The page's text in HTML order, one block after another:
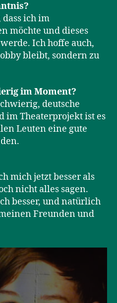
ich im
möchte und dieses
Ich hoffe auch,
bleibt, sondern zu
im Moment?
deutsche
im Theaterprojekt ist es
Leuten eine gute
mich jetzt besser als
nicht alles sagen.
besser, und natürlich
Freunden und